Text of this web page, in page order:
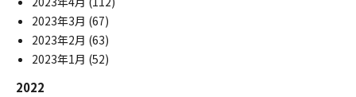
2023年3月 (67)
2023年2月 (63)
2023年1月 (52)
2022